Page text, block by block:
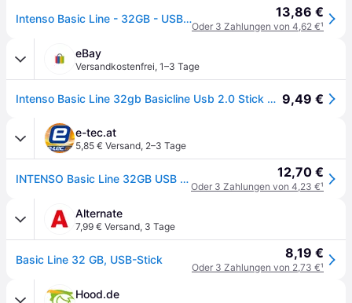
Intenso Basic Line - 32GB - USB-Stick 13,86 €
Oder 3 Zahlungen von 4,62 €¹
eBay
Versandkostenfrei, 1–3 Tage
Intenso Basic Line 32gb Basicline Usb 2.0 Stick 32 Gb 3503480 Ovp 9,49 €
e-tec.at
5,85 € Versand, 2–3 Tage
INTENSO Basic Line 32GB USB Drive 2.0 12,70 €
Oder 3 Zahlungen von 4,23 €¹
Alternate
7,99 € Versand, 3 Tage
Basic Line 32 GB, USB-Stick 8,19 €
Oder 3 Zahlungen von 2,73 €¹
Hood.de